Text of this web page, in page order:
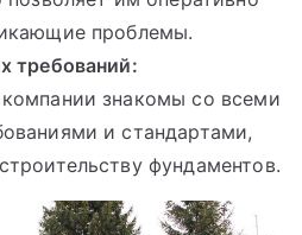
проблемы.
требований:
знакомы со всеми
и стандартами,
фундаментов.